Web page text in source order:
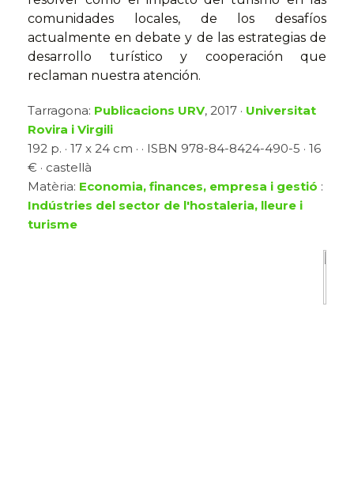
comunidades locales, de los desafíos
actualmente en debate y de las estrategias de
desarrollo turístico y cooperación que
reclaman nuestra atención.
Tarragona: Publicacions URV, 2017 · Universitat
Rovira i Virgili
192 p. · 17 x 24 cm · · ISBN 978-84-8424-490-5 · 16
€ · castellà
Matèria: Economia, finances, empresa i gestió :
Indústries del sector de l'hostaleria, lleure i
turisme